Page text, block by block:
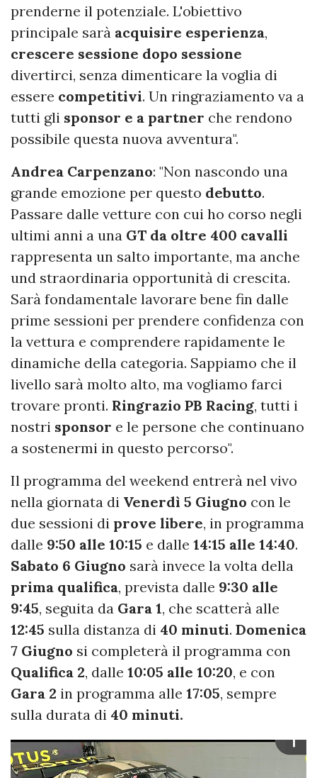
prenderne il potenziale. L'obiettivo
principale sarà acquisire esperienza,
crescere sessione dopo sessione
divertirci, senza dimenticare la voglia di
essere competitivi. Un ringraziamento va a
tutti gli sponsor e a partner che rendono
possibile questa nuova avventura".
Andrea Carpenzano: "Non nascondo una
grande emozione per questo debutto.
Passare dalle vetture con cui ho corso negli
ultimi anni a una GT da oltre 400 cavalli
rappresenta un salto importante, ma anche
und straordinaria opportunità di crescita.
Sarà fondamentale lavorare bene fin dalle
prime sessioni per prendere confidenza con
la vettura e comprendere rapidamente le
dinamiche della categoria. Sappiamo che il
livello sarà molto alto, ma vogliamo farci
trovare pronti. Ringrazio PB Racing, tutti i
nostri sponsor e le persone che continuano
a sostenermi in questo percorso".
Il programma del weekend entrerà nel vivo
nella giornata di Venerdì 5 Giugno con le
due sessioni di prove libere, in programma
dalle 9:50 alle 10:15 e dalle 14:15 alle 14:40.
Sabato 6 Giugno sarà invece la volta della
prima qualifica, prevista dalle 9:30 alle
9:45, seguita da Gara 1, che scatterà alle
12:45 sulla distanza di 40 minuti. Domenica
7 Giugno si completerà il programma con
Qualifica 2, dalle 10:05 alle 10:20, e con
Gara 2 in programma alle 17:05, sempre
sulla durata di 40 minuti.